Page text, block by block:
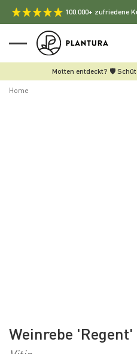
100.000+ zufriedene
Motten entdeckt? 🛡️
Home
Weinrebe 'Regent'